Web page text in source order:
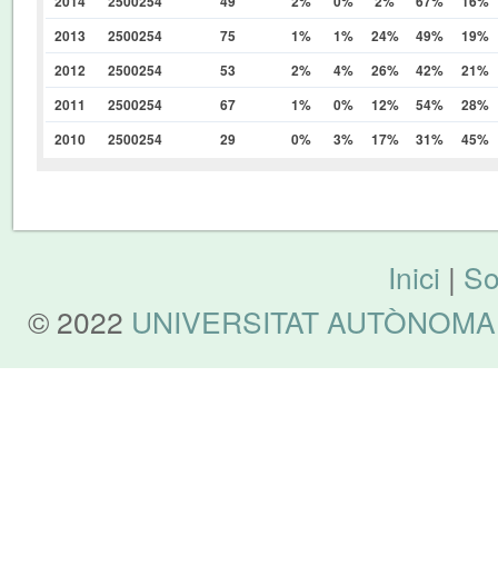
2013
2500254 75 1% 1% 24% 49%
19%
2012
2500254 53 2% 4% 26% 42%
21%
2011
2500254 67 1% 0% 12% 54%
28%
2010
2500254 29 0% 3% 17% 31% 45%
Inici |
© 2022 UNIVERSITAT